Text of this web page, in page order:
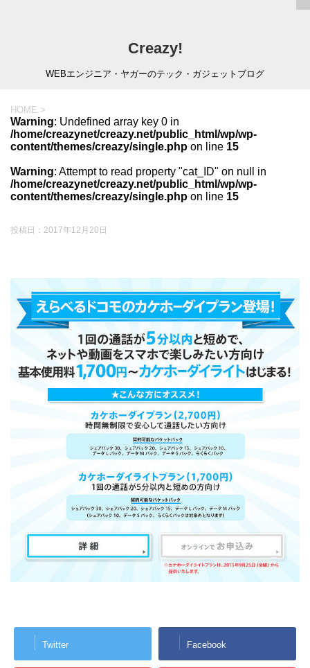
Creazy!
WEBエンジニア・ヤガーのテック・ガジェットブログ
HOME >
Warning: Undefined array key 0 in
/home/creazynet/creazy.net/public_html/wp/wp-
content/themes/creazy/single.php on line 15
Warning: Attempt to read property "cat_ID" on null in
/home/creazynet/creazy.net/public_html/wp/wp-
content/themes/creazy/single.php on line 15
投稿日： 2017年12月20日
Twitter Facebook